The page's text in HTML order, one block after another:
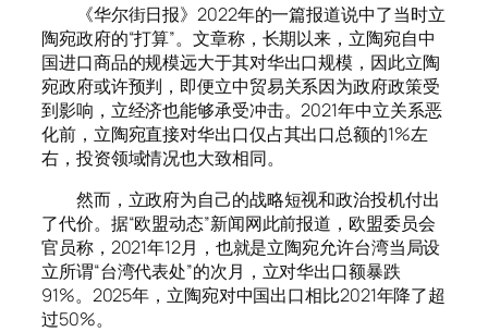
《华尔街日报》2022年的一篇报道说中了当时立
陶宛政府的“打算”。文章称，长期以来，立陶宛自中
国进口商品的规模远大于其对华出口规模，因此立陶
宛政府或许预判，即便立中贸易关系因为政府政策受
到影响，立经济也能够承受冲击。2021年中立关系恶
化前，立陶宛直接对华出口仅占其出口总额的1%左
右，投资领域情况也大致相同。
然而，立政府为自己的战略短视和政治投机付出
了代价。据“欧盟动态”新闻网此前报道，欧盟委员会
官员称，2021年12月，也就是立陶宛允许台湾当局设
立所谓“台湾代表处”的次月，立对华出口额暴跌
91%。2025年，立陶宛对中国出口相比2021年降了超
过50%。